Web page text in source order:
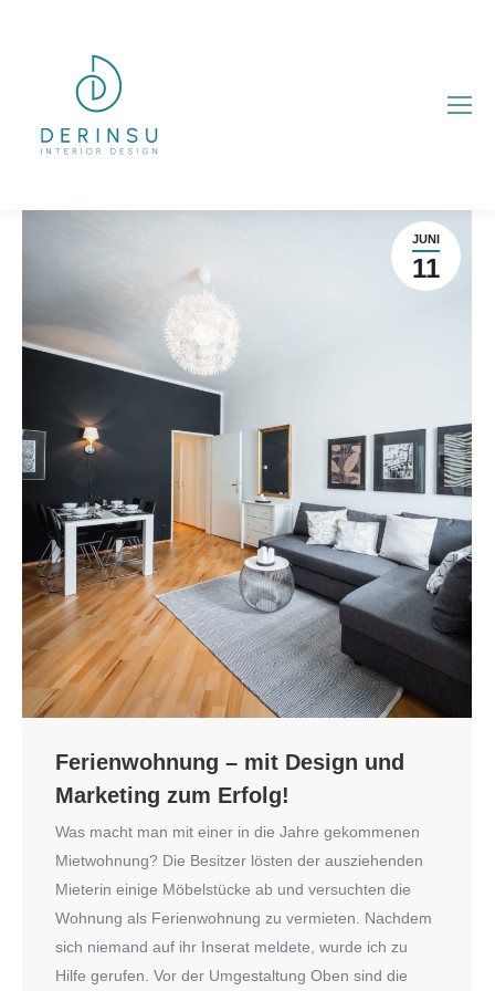
JUNI
11
Ferienwohnung – mit Design und
Marketing zum Erfolg!
Was macht man mit einer in die Jahre gekommenen
Mietwohnung? Die Besitzer lösten der ausziehenden
Mieterin einige Möbelstücke ab und versuchten die
Wohnung als Ferienwohnung zu vermieten. Nachdem
sich niemand auf ihr Inserat meldete, wurde ich zu
Hilfe gerufen. Vor der Umgestaltung Oben sind die